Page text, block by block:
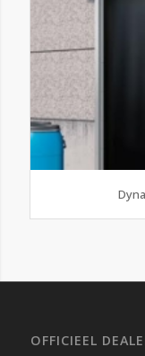
OFFICIEEL